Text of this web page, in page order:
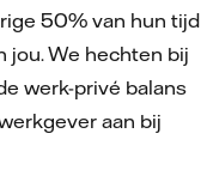
50% van hun tijd
jou. We hechten bij
werk-privé balans
aan bij